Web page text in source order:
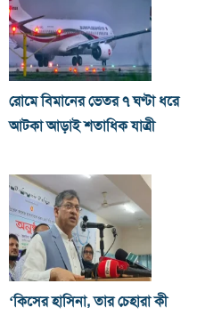
রোমে বিমানের ভেতর ৭ ঘণ্টা ধরে
আটকা আড়াই শতাধিক যাত্রী
‘কিসের হাসিনা, তার চেহারা কী